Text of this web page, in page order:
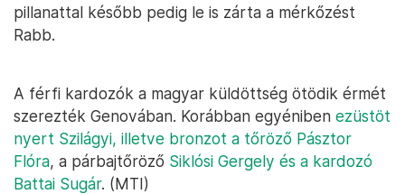
pillanattal később pedig le is zárta a mérkőzést
Rabb.
A férfi kardozók a magyar küldöttség ötödik érmét
szerezték Genovában. Korábban egyéniben ezüstöt
nyert Szilágyi, illetve bronzot a tőröző Pásztor
Flóra, a párbajtőröző Siklósi Gergely és a kardozó
Battai Sugár. (MTI)